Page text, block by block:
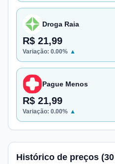
Droga Raia
R$ 21,99
Variação: 0.00% ▲
Pague Menos
R$ 21,99
Variação: 0.00% ▲
Histórico de preços